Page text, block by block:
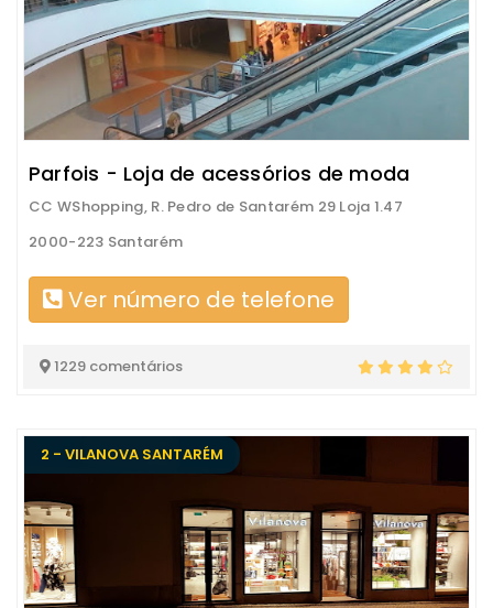
Parfois - Loja de acessórios de moda
CC WShopping, R. Pedro de Santarém 29 Loja 1.47
2000-223 Santarém
Ver número de telefone
1229 comentários
2 - VILANOVA SANTARÉM